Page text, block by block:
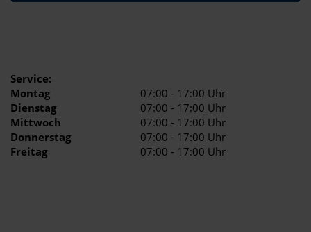
Service:
Montag
07:00 - 17:00 Uhr
Dienstag
07:00 - 17:00 Uhr
Mittwoch
07:00 - 17:00 Uhr
Donnerstag
07:00 - 17:00 Uhr
Freitag
07:00 - 17:00 Uhr